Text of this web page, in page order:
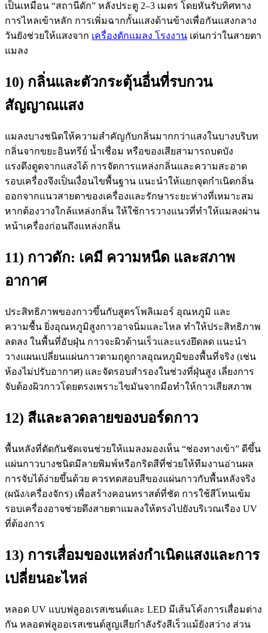
เป็นเหมือน “สถานีดัก” หลังประตู 2–3 เมตร โดยหันรับทิศทาง
การไหลเข้าหลัก การเพิ่มฉากกั้นแสงด้านข้างเพื่อกันแสงกลาง
วันยังช่วยให้แสงจาก เครื่องดักแมลง โรงงาน เด่นกว่าในสายตา
แมลง
10) กลิ่นและตัวกระตุ้นอื่นที่รบกวน
สัญญาณแสง
แมลงบางชนิดให้ความสำคัญกับกลิ่นมากกว่าแสงในบางบริบท
กลิ่นจากขยะอินทรีย์ น้ำเชื่อม หรือของเสียสามารถบดบัง
แรงดึงดูดจากแสงได้ การจัดการแหล่งกลิ่นและความสะอาด
รอบเครื่องจึงเป็นเงื่อนไขพื้นฐาน แนะนำให้แยกจุดกำเนิดกลิ่น
ออกจากแนวสายตาของเครื่องและรักษาระยะห่างที่เหมาะสม
หากต้องวางใกล้แหล่งกลิ่น ให้ใช้การวางแนวที่ทำให้แมลงผ่าน
หน้าเครื่องก่อนถึงแหล่งกลิ่น
11) กาวดัก: เคมี ความหนืด และสภาพ
อากาศ
ประสิทธิภาพของกาวขึ้นกับสูตรโพลิเมอร์ อุณหภูมิ และ
ความชื้น ยิ่งอุณหภูมิสูงกาวอาจนิ่มและไหล ทำให้ประสิทธิภาพ
ลดลง ในพื้นที่อับฝุ่น กาวจะผิวด้านเร็วและแรงยึดลด แนะนำ
วางแผนเปลี่ยนแผ่นกาวตามฤดูกาลอุณหภูมิของพื้นที่จริง (เช่น
ห้องไม่ปรับอากาศ) และจัดรอบสำรองในช่วงที่ฝุ่นสูง เลี่ยงการ
จับต้องผิวกาวโดยตรงเพราะไขมันจากมือทำให้กาวเสียสภาพ
12) สีและลวดลายของบอร์ดกาว
พื้นหลังที่ตัดกันชัดเจนช่วยให้แมลงมองเห็น “ช่องทางเข้า” ดีขึ้น
แผ่นกาวบางชนิดมีลายพิมพ์หรือกริดสีที่ช่วยให้ทีมงานอ่านผล
การจับได้ง่ายขึ้นด้วย ควรทดสอบสีของแผ่นกาวกับพื้นหลังจริง
(ผนัง/เครื่องจักร) เพื่อสร้างคอนทราสต์ที่ชัด การใช้สีโทนเข้ม
รอบเครื่องอาจช่วยดึงสายตาแมลงให้ตรงไปยังบริเวณเรือง UV
ที่ต้องการ
13) การเสื่อมของแหล่งกำเนิดแสงและการ
เปลี่ยนอะไหล่
หลอด UV แบบฟลูออเรสเซนต์และ LED มีเส้นโค้งการเสื่อมต่าง
กัน หลอดฟลูออเรสเซนต์สูญเสียกำลังรังสีเร็วแม้ยังสว่าง ส่วน